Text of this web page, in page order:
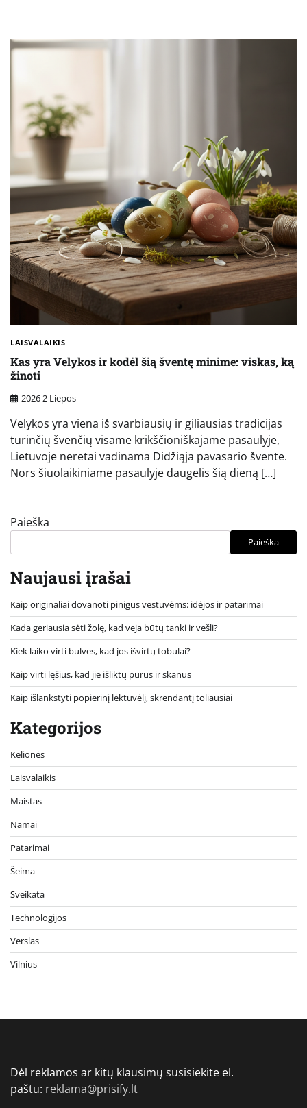
LAISVALAIKIS
Kas yra Velykos ir kodėl šią šventę minime: viskas, ką
žinoti
2026 2 Liepos
Velykos yra viena iš svarbiausių ir giliausias tradicijas
turinčių švenčių visame krikščioniškajame pasaulyje,
Lietuvoje neretai vadinama Didžiąja pavasario švente.
Nors šiuolaikiniame pasaulyje daugelis šią dieną […]
Paieška
Paieška
Naujausi įrašai
Kaip originaliai dovanoti pinigus vestuvėms: idėjos ir patarimai
Kada geriausia sėti žolę, kad veja būtų tanki ir vešli?
Kiek laiko virti bulves, kad jos išvirtų tobulai?
Kaip virti lęšius, kad jie išliktų purūs ir skanūs
Kaip išlankstyti popierinį lėktuvėlį, skrendantį toliausiai
Kategorijos
Kelionės
Laisvalaikis
Maistas
Namai
Patarimai
Šeima
Sveikata
Technologijos
Verslas
Vilnius
Dėl reklamos ar kitų klausimų susisiekite el.
paštu: reklama@prisify.lt